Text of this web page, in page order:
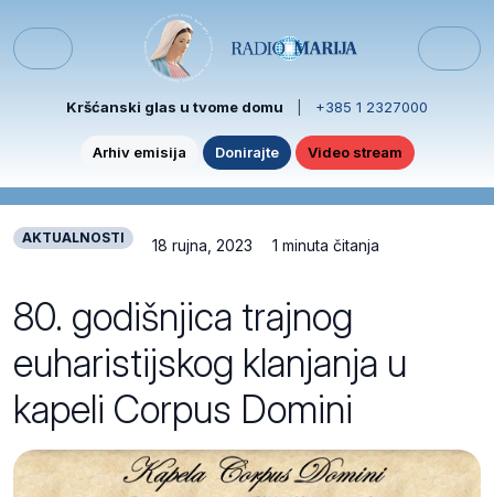
Menu
Kršćanski glas u tvome domu +385 1 2327000
Arhiv emisija Donirajte Video stream
AKTUALNOSTI 18 rujna, 2023 1 minuta čitanja
80. godišnjica trajnog
euharistijskog klanjanja u
kapeli Corpus Domini